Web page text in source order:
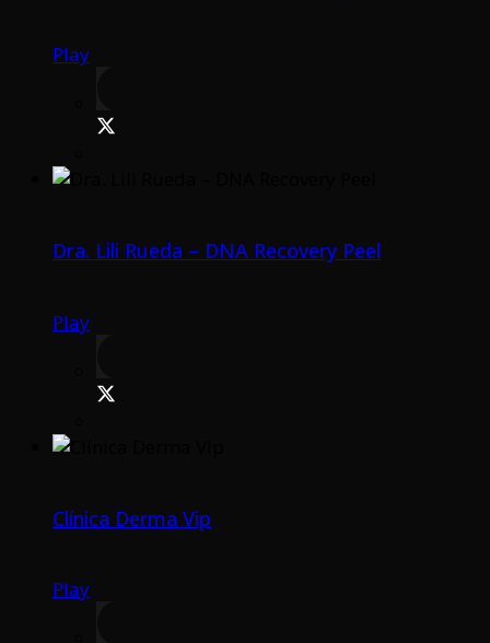
Play
Dra. Lili Rueda – DNA Recovery Peel
Play
Clínica Derma Vip
Play